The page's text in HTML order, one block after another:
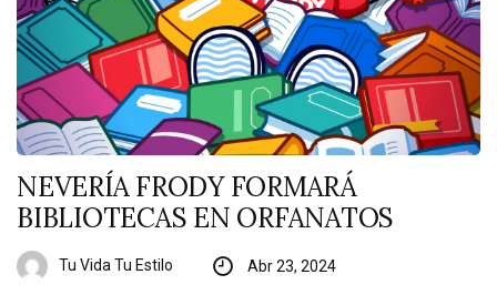
NEVERÍA FRODY FORMARÁ
BIBLIOTECAS EN ORFANATOS
Tu Vida Tu Estilo Abr 23, 2024